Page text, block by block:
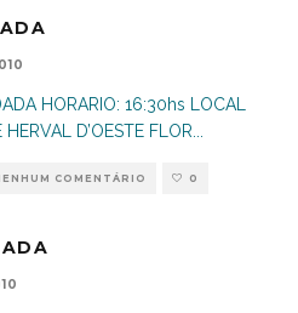
HORARIO: 16:30hs LOCAL
D’OESTE FLOR...
COMENTÁRIO 0